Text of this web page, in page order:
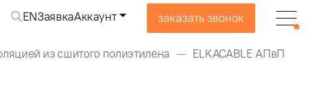
ENЗаявкаАккаунт заказать звонок
из сшитого полиэтилена
ELKACABLE АПвП